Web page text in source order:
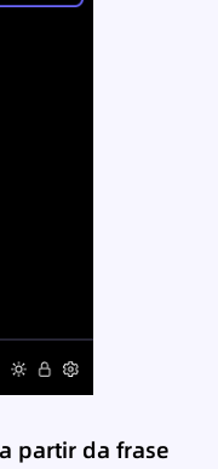
partir da frase